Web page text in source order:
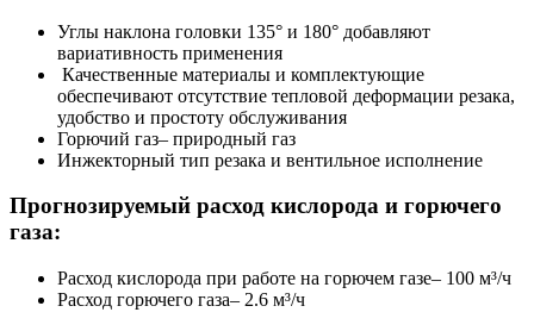
Углы наклона головки 135° и 180° добавляют
вариативность применения
Качественные материалы и комплектующие
обеспечивают отсутствие тепловой деформации резака,
удобство и простоту обслуживания
Горючий газ– природный газ
Инжекторный тип резака и вентильное исполнение
Прогнозируемый расход кислорода и горючего
газа:
Расход кислорода при работе на горючем газе– 100 м³/ч
Расход горючего газа– 2.6 м³/ч